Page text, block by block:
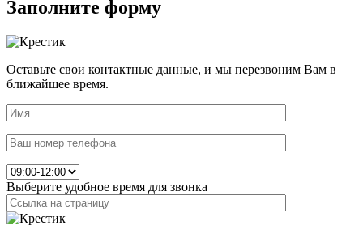
Заполните форму
Оставьте свои контактные данные, и мы перезвоним Вам в
ближайшее время.
Выберите удобное время для звонка